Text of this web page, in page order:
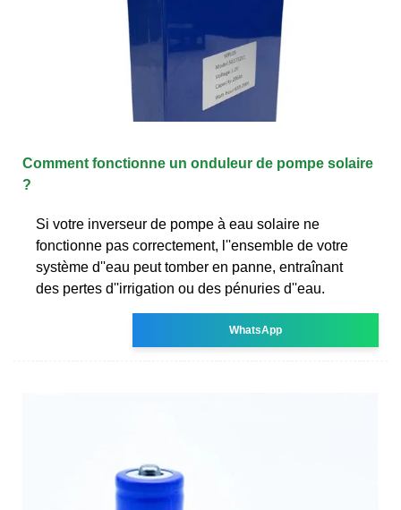
Comment fonctionne un onduleur de pompe solaire
?
Si votre inverseur de pompe à eau solaire ne
fonctionne pas correctement, l''ensemble de votre
système d''eau peut tomber en panne, entraînant
des pertes d''irrigation ou des pénuries d''eau.
WhatsApp